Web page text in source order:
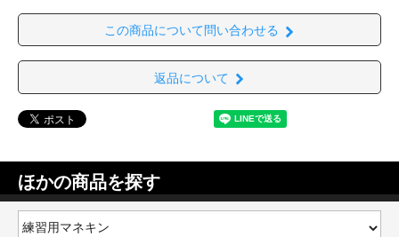
この商品について問い合わせる
返品について
ほかの商品を探す